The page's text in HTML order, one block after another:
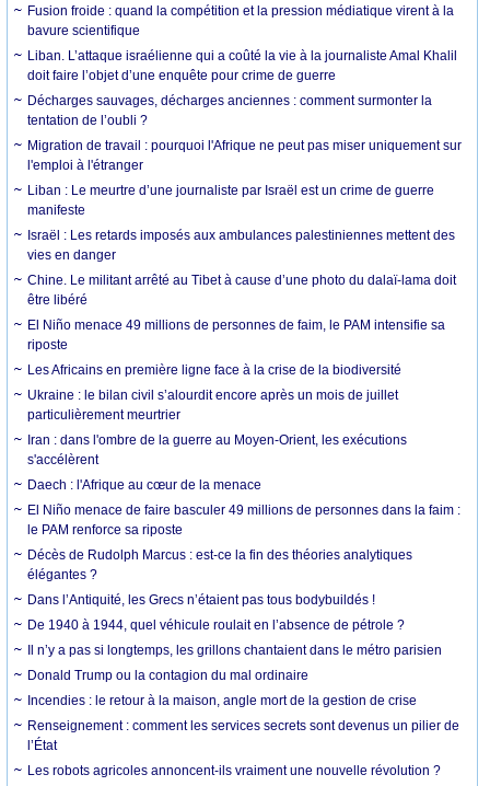
Fusion froide : quand la compétition et la pression médiatique virent à la
bavure scientifique
Liban. L’attaque israélienne qui a coûté la vie à la journaliste Amal Khalil
doit faire l’objet d’une enquête pour crime de guerre
Décharges sauvages, décharges anciennes : comment surmonter la
tentation de l’oubli ?
Migration de travail : pourquoi l'Afrique ne peut pas miser uniquement sur
l'emploi à l'étranger
Liban : Le meurtre d’une journaliste par Israël est un crime de guerre
manifeste
Israël : Les retards imposés aux ambulances palestiniennes mettent des
vies en danger
Chine. Le militant arrêté au Tibet à cause d’une photo du dalaï-lama doit
être libéré
El Niño menace 49 millions de personnes de faim, le PAM intensifie sa
riposte
Les Africains en première ligne face à la crise de la biodiversité
Ukraine : le bilan civil s’alourdit encore après un mois de juillet
particulièrement meurtrier
Iran : dans l'ombre de la guerre au Moyen-Orient, les exécutions
s'accélèrent
Daech : l'Afrique au cœur de la menace
El Niño menace de faire basculer 49 millions de personnes dans la faim :
le PAM renforce sa riposte
Décès de Rudolph Marcus : est-ce la fin des théories analytiques
élégantes ?
Dans l’Antiquité, les Grecs n’étaient pas tous bodybuildés !
De 1940 à 1944, quel véhicule roulait en l’absence de pétrole ?
Il n’y a pas si longtemps, les grillons chantaient dans le métro parisien
Donald Trump ou la contagion du mal ordinaire
Incendies : le retour à la maison, angle mort de la gestion de crise
Renseignement : comment les services secrets sont devenus un pilier de
l’État
Les robots agricoles annoncent-ils vraiment une nouvelle révolution ?